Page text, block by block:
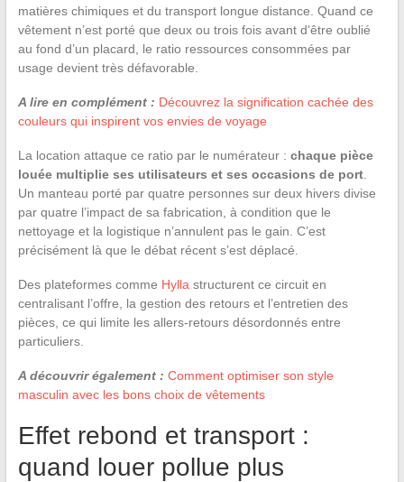
matières chimiques et du transport longue distance. Quand ce
vêtement n’est porté que deux ou trois fois avant d’être oublié
au fond d’un placard, le ratio ressources consommées par
usage devient très défavorable.
A lire en complément : Découvrez la signification cachée des
couleurs qui inspirent vos envies de voyage
La location attaque ce ratio par le numérateur : chaque pièce
louée multiplie ses utilisateurs et ses occasions de port.
Un manteau porté par quatre personnes sur deux hivers divise
par quatre l’impact de sa fabrication, à condition que le
nettoyage et la logistique n’annulent pas le gain. C’est
précisément là que le débat récent s’est déplacé.
Des plateformes comme Hylla structurent ce circuit en
centralisant l’offre, la gestion des retours et l’entretien des
pièces, ce qui limite les allers-retours désordonnés entre
particuliers.
A découvrir également : Comment optimiser son style
masculin avec les bons choix de vêtements
Effet rebond et transport :
quand louer pollue plus